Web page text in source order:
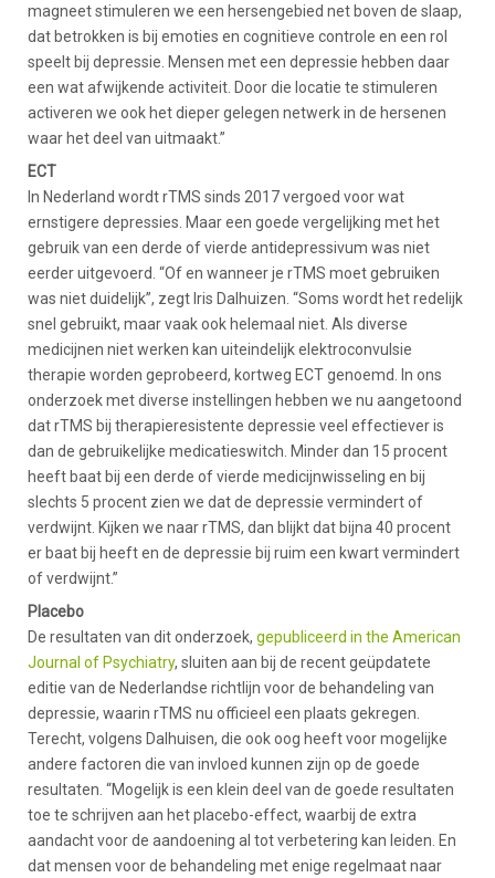
magneet stimuleren we een hersengebied net boven de slaap,
dat betrokken is bij emoties en cognitieve controle en een rol
speelt bij depressie. Mensen met een depressie hebben daar
een wat afwijkende activiteit. Door die locatie te stimuleren
activeren we ook het dieper gelegen netwerk in de hersenen
waar het deel van uitmaakt.”
ECT
In Nederland wordt rTMS sinds 2017 vergoed voor wat
ernstigere depressies. Maar een goede vergelijking met het
gebruik van een derde of vierde antidepressivum was niet
eerder uitgevoerd. “Of en wanneer je rTMS moet gebruiken
was niet duidelijk”, zegt Iris Dalhuizen. “Soms wordt het redelijk
snel gebruikt, maar vaak ook helemaal niet. Als diverse
medicijnen niet werken kan uiteindelijk elektroconvulsie
therapie worden geprobeerd, kortweg ECT genoemd. In ons
onderzoek met diverse instellingen hebben we nu aangetoond
dat rTMS bij therapieresistente depressie veel effectiever is
dan de gebruikelijke medicatieswitch. Minder dan 15 procent
heeft baat bij een derde of vierde medicijnwisseling en bij
slechts 5 procent zien we dat de depressie vermindert of
verdwijnt. Kijken we naar rTMS, dan blijkt dat bijna 40 procent
er baat bij heeft en de depressie bij ruim een kwart vermindert
of verdwijnt.”
Placebo
De resultaten van dit onderzoek, gepubliceerd in the American
Journal of Psychiatry, sluiten aan bij de recent geüpdatete
editie van de Nederlandse richtlijn voor de behandeling van
depressie, waarin rTMS nu officieel een plaats gekregen.
Terecht, volgens Dalhuisen, die ook oog heeft voor mogelijke
andere factoren die van invloed kunnen zijn op de goede
resultaten. “Mogelijk is een klein deel van de goede resultaten
toe te schrijven aan het placebo-effect, waarbij de extra
aandacht voor de aandoening al tot verbetering kan leiden. En
dat mensen voor de behandeling met enige regelmaat naar